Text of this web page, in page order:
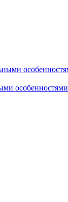
особенностями